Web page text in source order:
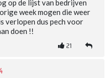
op de lijst van bedrijven
week mogen die weer
verlopen dus pech voor
doen !!
21